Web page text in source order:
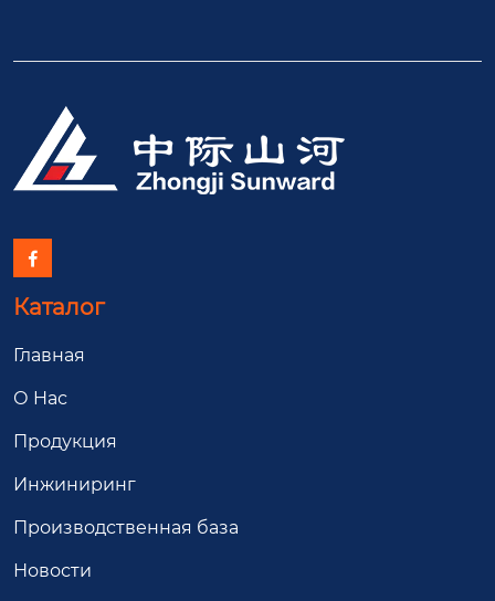

Каталог
Главная
О Hас
Продукция
Инжиниринг
Производственная база
Новости